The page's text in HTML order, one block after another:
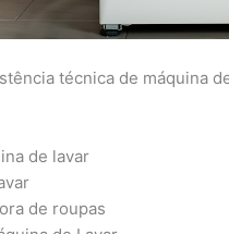
técnica de máquina
de lavar
de roupas